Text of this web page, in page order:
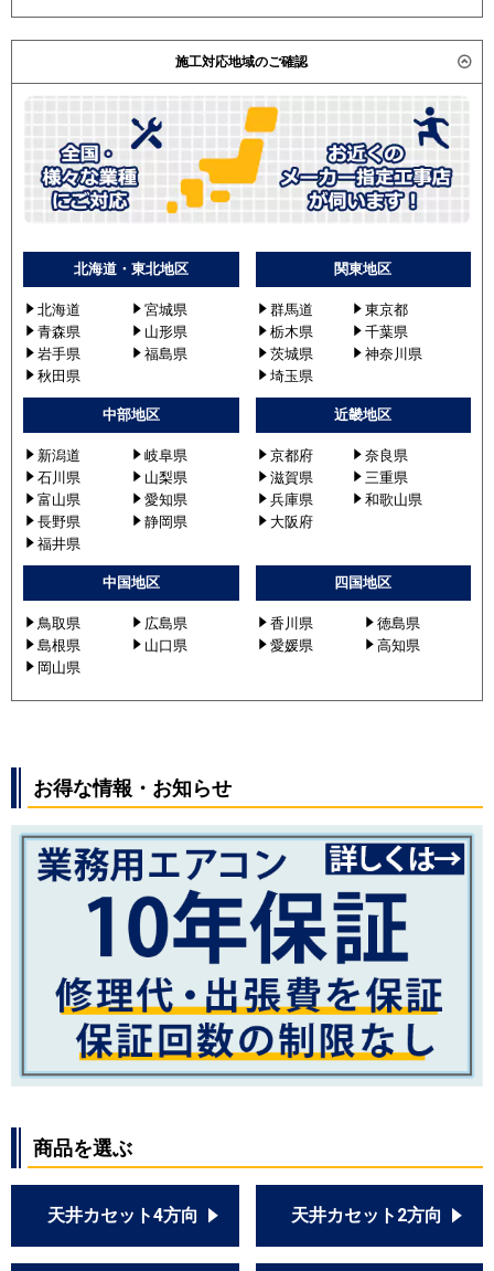
施工対応地域のご確認
北海道・東北地区
北海道
宮城県
青森県
山形県
岩手県
福島県
秋田県
関東地区
群馬道
東京都
栃木県
千葉県
茨城県
神奈川県
埼玉県
中部地区
新潟道
岐阜県
石川県
山梨県
富山県
愛知県
長野県
静岡県
福井県
近畿地区
京都府
奈良県
滋賀県
三重県
兵庫県
和歌山県
大阪府
中国地区
鳥取県
広島県
島根県
山口県
岡山県
四国地区
香川県
徳島県
愛媛県
高知県
お得な情報・お知らせ
商品を選ぶ
天井カセット4方向 天井カセット2方向